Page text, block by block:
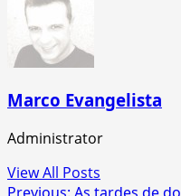
Marco Evangelista
Administrator
View All Posts